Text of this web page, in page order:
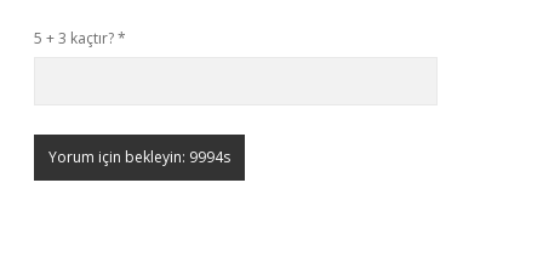
5 + 3 kaçtır?*